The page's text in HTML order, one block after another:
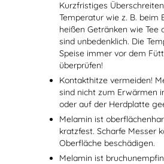
Kurzfristiges
Temperatur wie z. B. beim
heißen Getränken wie Tee
sind unbedenklich. Die
Speise immer vor dem
überprüfen!
Kontakthitze vermeiden!
sind nicht zum Erwärmen
oder auf der Herdplatte
Melamin ist
kratzfest. Scharfe Messer
Oberfläche beschädigen.
Melamin ist